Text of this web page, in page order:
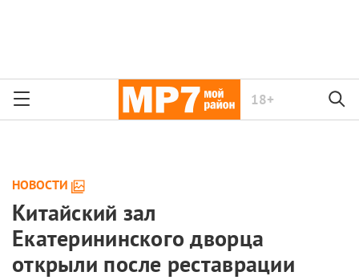
18+
НОВОСТИ
Китайский зал
Екатерининского дворца
открыли после реставрации